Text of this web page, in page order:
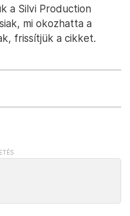
a Silvi Production
mi okozhatta a
frissítjük a cikket.